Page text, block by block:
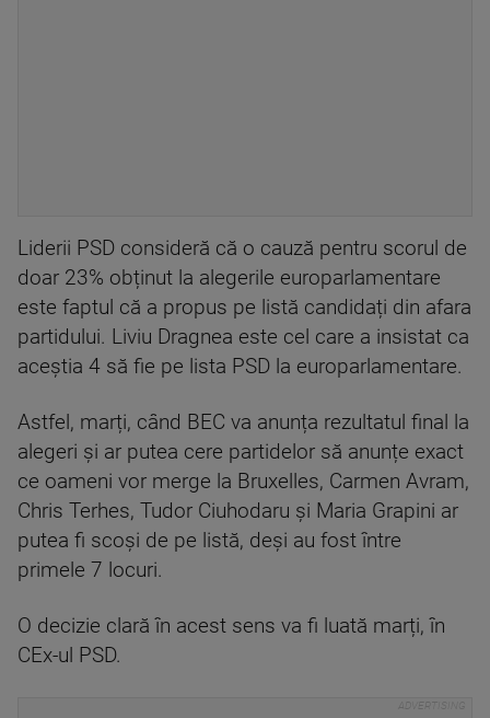
Liderii PSD consideră că o cauză pentru scorul de
doar 23% obținut la alegerile europarlamentare
este faptul că a propus pe listă candidați din afara
partidului. Liviu Dragnea este cel care a insistat ca
aceștia 4 să fie pe lista PSD la europarlamentare.
Astfel, marți, când BEC va anunța rezultatul final la
alegeri și ar putea cere partidelor să anunțe exact
ce oameni vor merge la Bruxelles, Carmen Avram,
Chris Terhes, Tudor Ciuhodaru și Maria Grapini ar
putea fi scoși de pe listă, deși au fost între
primele 7 locuri.
O decizie clară în acest sens va fi luată marți, în
CEx-ul PSD.